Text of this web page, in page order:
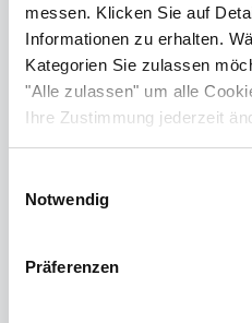
messen. Klicken Sie auf
Informationen zu erhalten.
Kategorien Sie zulassen
"Alle zulassen" um alle
Ihre Zustimmung jederzeit
Notwendig
Präferenzen
Rechnungen